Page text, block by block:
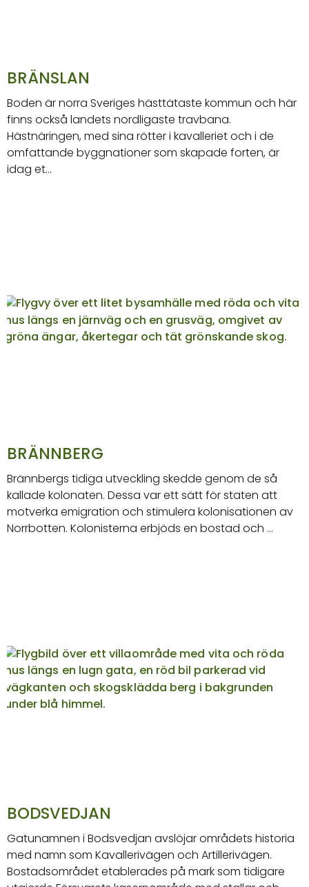
BRÄNSLAN
Boden är norra Sveriges hästtätaste kommun och här
finns också landets nordligaste travbana.
Hästnäringen, med sina rötter i kavalleriet och i de
omfattande byggnationer som skapade forten, är
idag et…
BRÄNNBERG
Brännbergs tidiga utveckling skedde genom de så
kallade kolonaten. Dessa var ett sätt för staten att
motverka emigration och stimulera kolonisationen av
Norrbotten. Kolonisterna erbjöds en bostad och …
BODSVEDJAN
Gatunamnen i Bodsvedjan avslöjar områdets historia
med namn som Kavallerivägen och Artillerivägen.
Bostadsområdet etablerades på mark som tidigare